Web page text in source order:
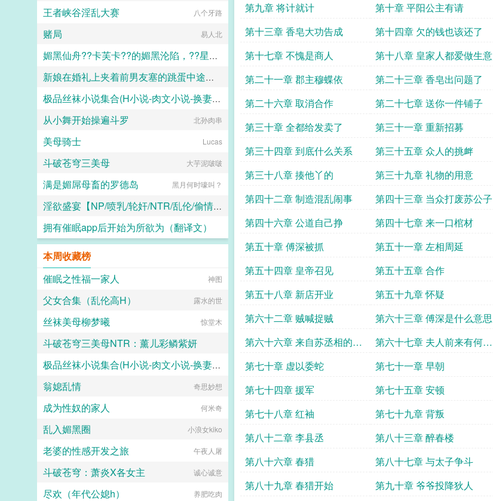
第九章 将计就计
第十章 平阳公主有请
第十三章 香皂大功告成
第十四章 欠的钱也该还了
第十七章 不愧是商人
第十八章 皇家人都爱做生意
第二十一章 郡主穆蝶依
第二十三章 香皂出问题了
第二十六章 取消合作
第二十七章 送你一件铺子
第三十章 全都给发卖了
第三十一章 重新招募
第三十四章 到底什么关系
第三十五章 众人的挑衅
第三十八章 揍他丫的
第三十九章 礼物的用意
第四十二章 制造混乱闹事
第四十三章 当众打废苏公子
第四十六章 公道自己挣
第四十七章 来一口棺材
第五十章 傅深被抓
第五十一章 左相周延
第五十四章 皇帝召见
第五十五章 合作
第五十八章 新店开业
第五十九章 怀疑
第六十二章 贼喊捉贼
第六十三章 傅深是什么意思
第六十六章 来自苏丞相的口
信
第六十七章 夫人前来有何贵
干
第七十章 虚以委蛇 第七十一章 早朝
第七十四章 援军
第七十五章 安顿
第七十八章 红袖
第七十九章 背叛
第八十二章 李县丞
第八十三章 醉春楼
第八十六章 春猎
第八十七章 与太子争斗
第八十九章 春猎开始
第九十章 爷爷投降狄人
王者峡谷淫乱大赛 八个牙路
赌局 易人北
媚黑仙舟??卡芙卡??的媚黑沦陷，??星的媚黑恶堕??，??黑人至上??
新娘在婚礼上夹着前男友塞的跳蛋中途忍不住喷水了
二十三极品丝袜小说集合(H小说-肉文小说-换妻-妈妈-母子)
海岸线文学
从小舞开始操遍斗罗 北孙肉串
美母骑士 Lucas
斗破苍穹三美母 大芋泥啵啵
满是媚屌母畜的罗德岛 黑月何时嚎叫？
淫欲盛宴【NP/喷乳/轮奸/NTR/乱伦/偷情/换妻/迷奸】
水木生溪
拥有催眠app后开始为所欲为（翻译文）
本周收藏榜
催眠之性福一家人
神图
父女合集（乱伦高H） 露水的世
丝袜美母柳梦曦 惊堂木
斗破苍穹三美母NTR：薰儿彩鳞紫妍
大芋泥啵啵极品丝袜小说集合(H小说-肉文小说-换妻-妈妈-母子)
海岸线文学
翁媳乱情 奇思妙想
成为性奴的家人 何米奇
乱入媚黑圈 小浪女kiko
老婆的性感开发之旅 午夜人屠
斗破苍穹：萧炎X各女主 诚心诚意
尽欢（年代公媳h） 养肥吃肉